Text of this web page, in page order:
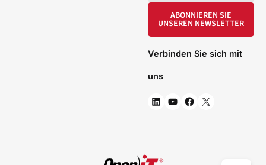
ABONNIEREN SIE
UNSEREN NEWSLETTER
Verbinden Sie sich mit
uns